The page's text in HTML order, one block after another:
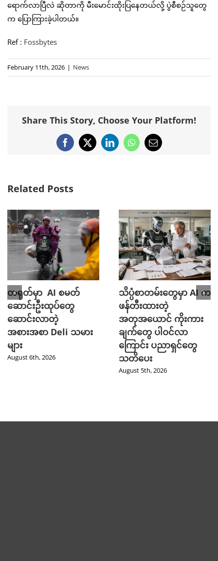
ရောက်လာပြီလဲ ဆိုတာကို မီးမောင်းထိုးပြနေတယ်လို့ ပွဲစီစဉ်သူတွေ
က ပြောကြားခဲ့ပါတယ်။
Ref : Fossbytes
February 11th, 2026 | News
Share This Story, Choose Your Platform!
Facebook
X LinkedInWhatsApp
Email
Related Posts
တရုတ်မှာ AI စမတ်
ဆောင်းဦးထုပ်တွေ
ဆောင်းလာတဲ့
အစားအစာ Deli သမား
များ
August 6th, 2026
သိပ္ပံစာတမ်းတွေမှာ AI က
ဖန်တီးထားတဲ့
အတုအယောင် ကိုးကား
ချက်တွေ ပါဝင်လာ
ကြောင်း ပညာရှင်တွေ
သတိပေး
August 5th, 2026